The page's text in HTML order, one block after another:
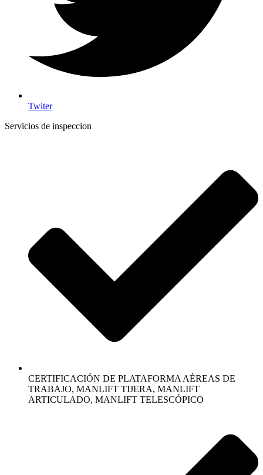
Twiter
Servicios de inspeccion
CERTIFICACIÓN DE PLATAFORMA AÉREAS DE
TRABAJO, MANLIFT TIJERA, MANLIFT
ARTICULADO, MANLIFT TELESCÓPICO